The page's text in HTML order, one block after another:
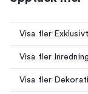
Visa fler
Visa fler Inredning
Visa fler